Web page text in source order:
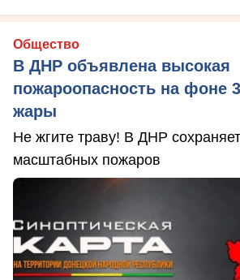
Общество
В ДНР объявлена высокая
пожароопасность на фоне
жары
Не жгите траву! В ДНР
масштабных пожаров